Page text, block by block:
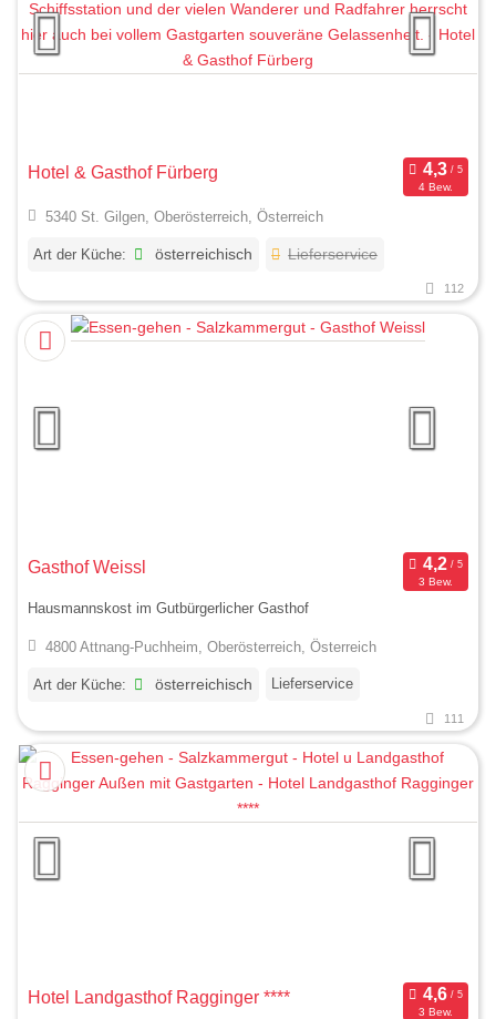
Hotel & Gasthof Fürberg
4 Bew.
5340 St. Gilgen, Oberösterreich, Österreich
Art der Küche: österreichisch Lieferservice
112
Gasthof Weissl
3 Bew.
Hausmannskost im Gutbürgerlicher Gasthof
4800 Attnang-Puchheim, Oberösterreich, Österreich
Art der Küche: österreichisch Lieferservice
111
Hotel Landgasthof Ragginger ****
3 Bew.